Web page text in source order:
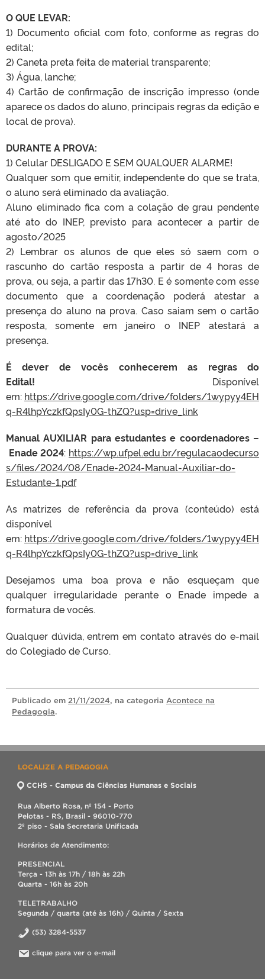
O QUE LEVAR:
1) Documento oficial com foto, conforme as regras do
edital;
2) Caneta preta feita de material transparente;
3) Água, lanche;
4) Cartão de confirmação de inscrição impresso (onde
aparece os dados do aluno, principais regras da edição e
local de prova).
DURANTE A PROVA:
1) Celular DESLIGADO E SEM QUALQUER ALARME!
Qualquer som que emitir, independente do que se trata,
o aluno será eliminado da avaliação.
Aluno eliminado fica com a colação de grau pendente
até ato do INEP, previsto para acontecer a partir de
agosto/2025
2) Lembrar os alunos de que eles só saem com o
rascunho do cartão resposta a partir de 4 horas de
prova, ou seja, a partir das 17h30. E é somente com esse
documento que a coordenação poderá atestar a
presença do aluno na prova. Caso saiam sem o cartão
resposta, somente em janeiro o INEP atestará a
presença.
É dever de vocês conhecerem as regras do
Edital! Disponível
em: https://drive.google.com/drive/folders/1wypyy4EH
q-R4lhpYczkfQpsIy0G-thZQ?usp=drive_link
Manual AUXILIAR para estudantes e coordenadores –
Enade 2024: https://wp.ufpel.edu.br/regulacaodecurso
s/files/2024/08/Enade-2024-Manual-Auxiliar-do-
Estudante-1.pdf
As matrizes de referência da prova (conteúdo) está
disponível
em: https://drive.google.com/drive/folders/1wypyy4EH
q-R4lhpYczkfQpsIy0G-thZQ?usp=drive_link
Desejamos uma boa prova e não esqueçam que
qualquer irregularidade perante o Enade impede a
formatura de vocês.
Qualquer dúvida, entrem em contato através do e-mail
do Colegiado de Curso.
Publicado em 21/11/2024, na categoria Acontece na
Pedagogia.
LOCALIZE A PEDAGOGIA
CCHS - Campus da Ciências Humanas e Sociais
Rua Alberto Rosa, nº 154 - Porto
Pelotas - RS, Brasil - 96010-770
2º piso - Sala Secretaria Unificada
Horários de Atendimento:
PRESENCIAL
Terça - 13h às 17h / 18h às 22h
Quarta - 16h às 20h
TELETRABALHO
Segunda / quarta (até às 16h) / Quinta / Sexta
(53) 3284-5537
clique para ver o e-mail